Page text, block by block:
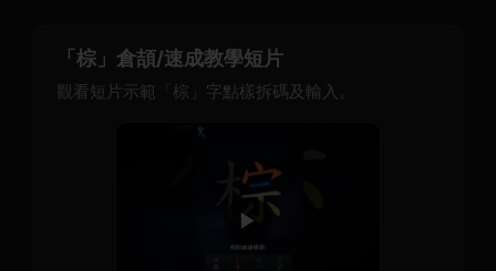
「棕」倉頡/速成教學短片
觀看短片示範「棕」字點樣拆碼及輸入。
▶